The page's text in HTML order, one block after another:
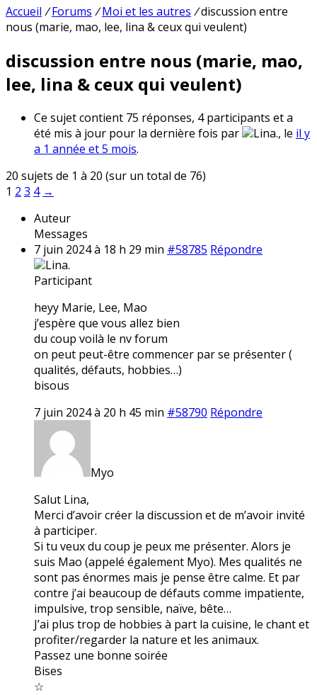
Accueil / Forums / Moi et les autres /discussion entre
nous (marie, mao, lee, lina & ceux qui veulent)
discussion entre nous (marie, mao,
lee, lina & ceux qui veulent)
Ce sujet contient 75 réponses, 4 participants et a
été mis à jour pour la dernière fois par
Lina., le il y
a 1 année et 5 mois.
20 sujets de 1 à 20 (sur un total de 76)
1 2 3 4 →
Auteur
Messages
7 juin 2024 à 18 h 29 min #58785 Répondre
Lina.
Participant
heyy Marie, Lee, Mao
j’espère que vous allez bien
du coup voilà le nv forum
on peut peut-être commencer par se présenter (
qualités, défauts, hobbies…)
bisous
7 juin 2024 à 20 h 45 min #58790 Répondre
Myo
Salut Lina,
Merci d’avoir créer la discussion et de m’avoir invité
à participer.
Si tu veux du coup je peux me présenter. Alors je
suis Mao (appelé également Myo). Mes qualités ne
sont pas énormes mais je pense être calme. Et par
contre j’ai beaucoup de défauts comme impatiente,
impulsive, trop sensible, naïve, bête…
J’ai plus trop de hobbies à part la cuisine, le chant et
profiter/regarder la nature et les animaux.
Passez une bonne soirée
Bises
☆